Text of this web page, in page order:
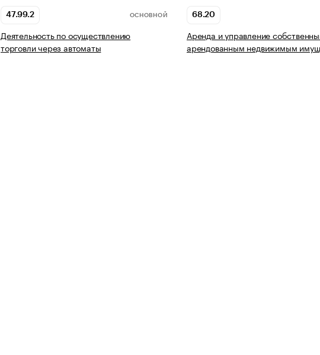
47.99.2 ОСНОВНОЙ
Деятельность по осуществлению
торговли через автоматы
68.20
Аренда и управление
арендованным недвижимым